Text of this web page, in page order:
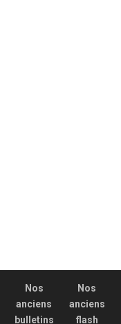
Nos
anciens
bulletins
Nos
anciens
flash